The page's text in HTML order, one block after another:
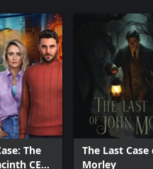
The
CE
The Last Case
Morley